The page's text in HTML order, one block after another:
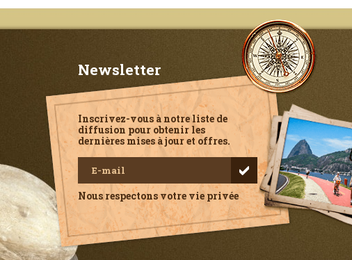
Newsletter
Inscrivez-vous à notre liste de
diffusion pour obtenir les
dernières mises à jour et offres.
Nous respectons votre vie privée